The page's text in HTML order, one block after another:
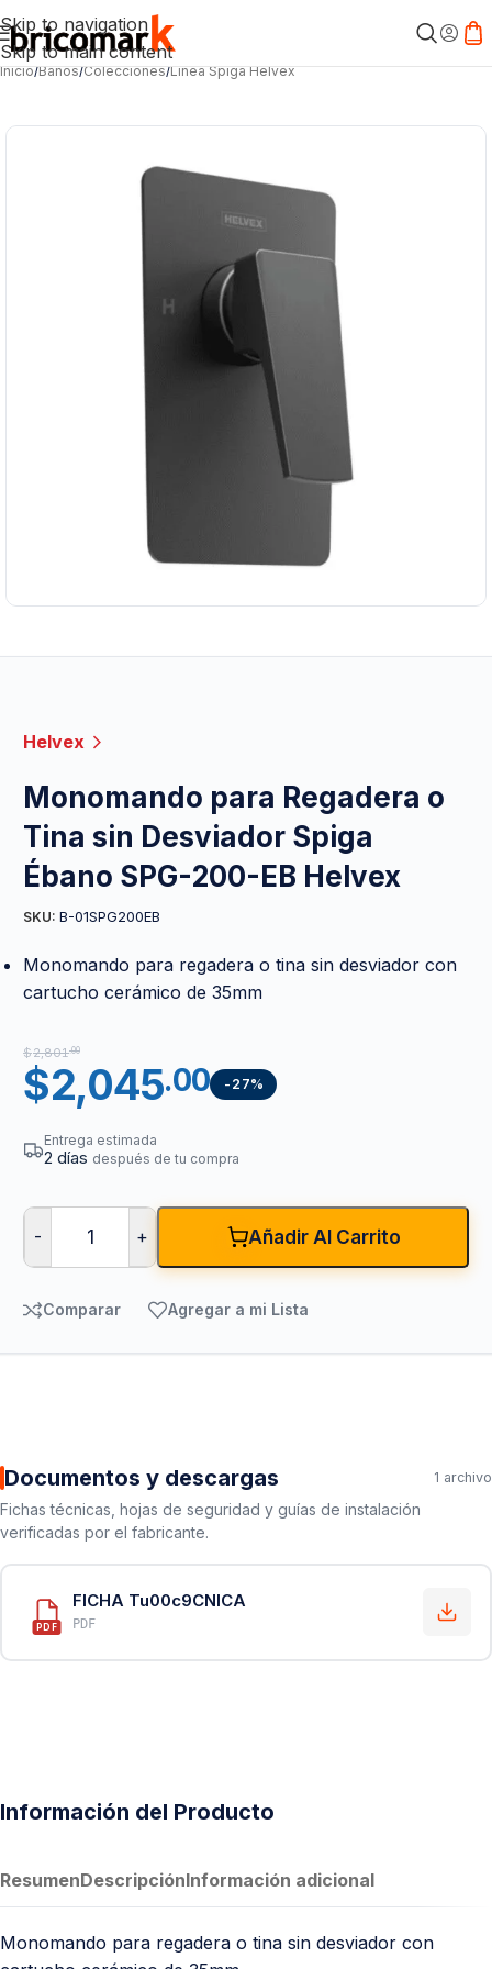
Skip to navigation
Skip to main content
Inicio/Baños/Colecciones/Línea Spiga Helvex
Helvex
Monomando para Regadera o
Tina sin Desviador Spiga
Ébano SPG-200-EB Helvex
SKU: B-01SPG200EB
Monomando para regadera o tina sin desviador con
cartucho cerámico de 35mm
$2,801.00
$2,045.00 -27%
Entrega estimada
2 días después de tu compra
- + Añadir Al Carrito
Comparar Agregar a mi Lista
Documentos y descargas 1 archivo
Fichas técnicas, hojas de seguridad y guías de instalación
verificadas por el fabricante.
PDF
FICHA Tu00c9CNICA
PDF
Información del Producto
ResumenDescripciónInformación adicional
Monomando para regadera o tina sin desviador con